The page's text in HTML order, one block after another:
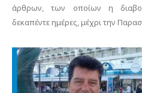
άρθρων, των οποίων η
δεκαπέντε ημέρες, μέχρι την